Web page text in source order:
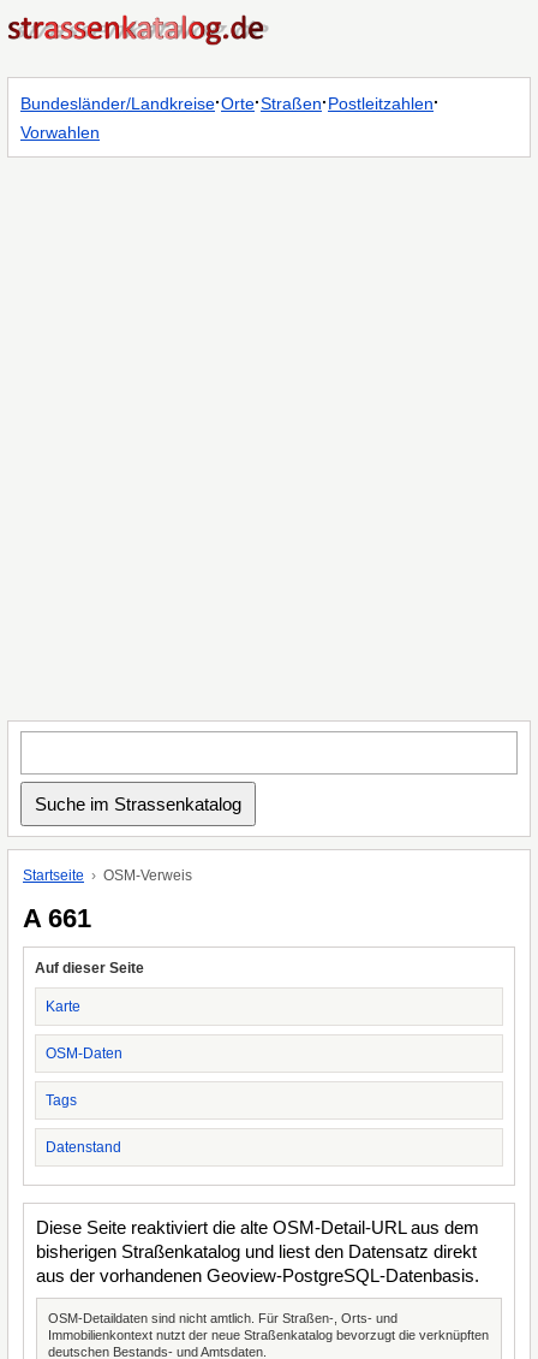
Bundesländer/Landkreise·Orte·Straßen·Postleitzahlen·
Vorwahlen
Startseite OSM-Verweis
A 661
Auf dieser Seite
Karte
OSM-Daten
Tags
Datenstand
Diese Seite reaktiviert die alte OSM-Detail-URL aus dem
bisherigen Straßenkatalog und liest den Datensatz direkt
aus der vorhandenen Geoview-PostgreSQL-Datenbasis.
OSM-Detaildaten sind nicht amtlich. Für Straßen-, Orts- und
Immobilienkontext nutzt der neue Straßenkatalog bevorzugt die verknüpften
deutschen Bestands- und Amtsdaten.